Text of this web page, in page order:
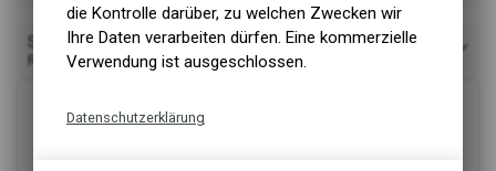
Sortieren nach
Relevanz
die Kontrolle darüber, zu welchen Zwecken wir
Ihre Daten verarbeiten dürfen. Eine kommerzielle
Verwendung ist ausgeschlossen.
Datenschutzerklärung